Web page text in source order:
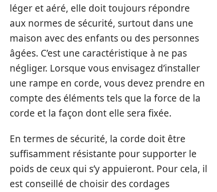
léger et aéré, elle doit toujours répondre
aux normes de sécurité, surtout dans une
maison avec des enfants ou des personnes
âgées. C’est une caractéristique à ne pas
négliger. Lorsque vous envisagez d’installer
une rampe en corde, vous devez prendre en
compte des éléments tels que la force de la
corde et la façon dont elle sera fixée.
En termes de sécurité, la corde doit être
suffisamment résistante pour supporter le
poids de ceux qui s’y appuieront. Pour cela, il
est conseillé de choisir des cordages